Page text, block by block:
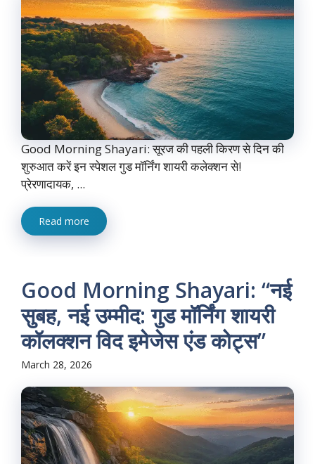
Good Morning Shayari: सूरज की पहली किरण से दिन की
शुरुआत करें इन स्पेशल गुड मॉर्निंग शायरी कलेक्शन से!
प्रेरणादायक, ...
Read more
Good Morning Shayari: “नई
सुबह, नई उम्मीद: गुड मॉर्निंग शायरी
कॉलक्शन विद इमेजेस एंड कोट्स”
March 28, 2026